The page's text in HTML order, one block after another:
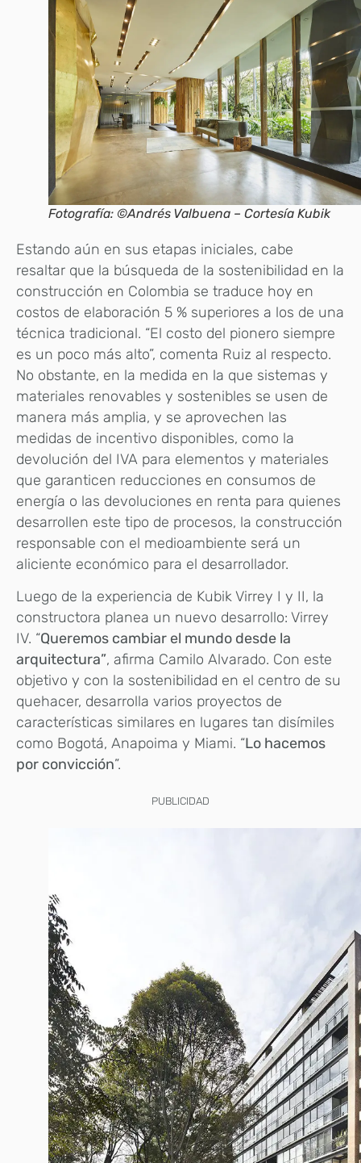
Fotografía: ©Andrés Valbuena – Cortesía Kubik
Estando aún en sus etapas iniciales, cabe
resaltar que la búsqueda de la sostenibilidad en la
construcción en Colombia se traduce hoy en
costos de elaboración 5 % superiores a los de una
técnica tradicional. “El costo del pionero siempre
es un poco más alto”, comenta Ruiz al respecto.
No obstante, en la medida en la que sistemas y
materiales renovables y sostenibles se usen de
manera más amplia, y se aprovechen las
medidas de incentivo disponibles, como la
devolución del IVA para elementos y materiales
que garanticen reducciones en consumos de
energía o las devoluciones en renta para quienes
desarrollen este tipo de procesos, la construcción
responsable con el medioambiente será un
aliciente económico para el desarrollador.
Luego de la experiencia de Kubik Virrey I y II, la
constructora planea un nuevo desarrollo: Virrey
IV. “Queremos cambiar el mundo desde la
arquitectura”, afirma Camilo Alvarado. Con este
objetivo y con la sostenibilidad en el centro de su
quehacer, desarrolla varios proyectos de
características similares en lugares tan disímiles
como Bogotá, Anapoima y Miami. “Lo hacemos
por convicción”.
PUBLICIDAD